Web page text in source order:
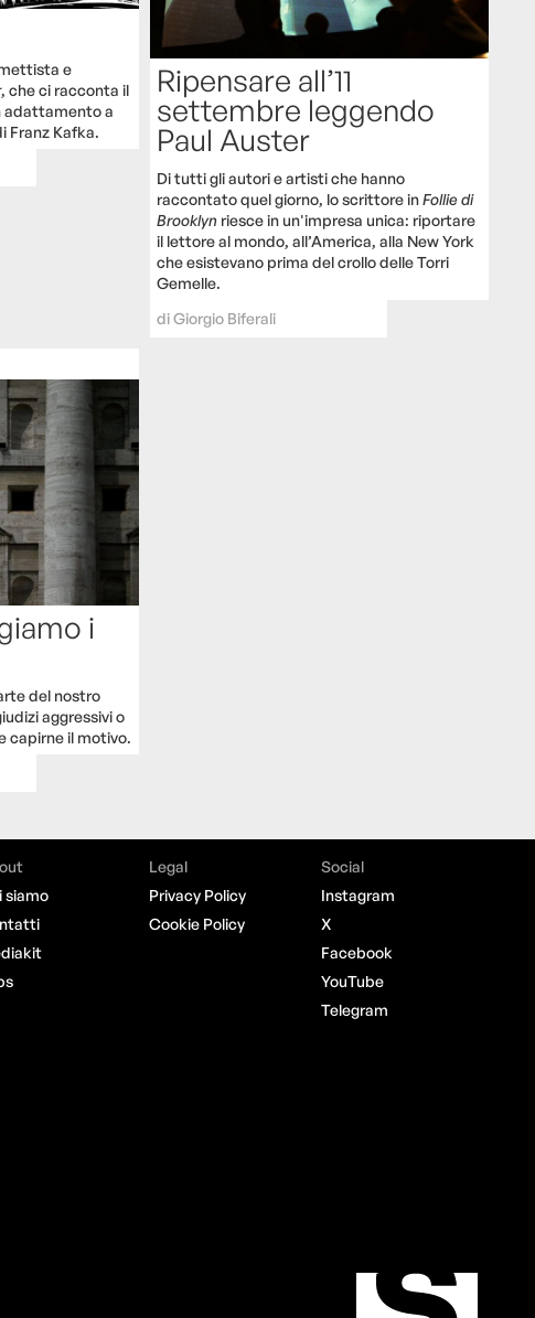
e
, che ci racconta il
adattamento a
Franz Kafka.
Ripensare all’11
settembre leggendo
Paul Auster
Di tutti gli autori e artisti che hanno
raccontato quel giorno, lo scrittore inFollie di
Brooklynriesce in un'impresa unica: riportare
il lettore al mondo, all’America, alla New York
che esistevano prima del crollo delle Torri
Gemelle.
diGiorgio Biferali
i
del nostro
aggressivi o
capirne il motivo.
siamo
Legal
Privacy Policy
Cookie Policy
Social
Instagram
X
Facebook
YouTube
Telegram